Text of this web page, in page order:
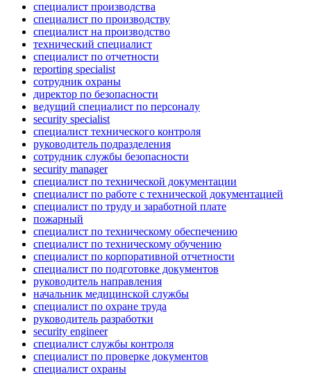
специалист производства
специалист по производству
специалист на производство
технический специалист
специалист по отчетности
reporting specialist
сотрудник охраны
директор по безопасности
ведущий специалист по персоналу
security specialist
специалист технического контроля
руководитель подразделения
сотрудник службы безопасности
security manager
специалист по технической документации
специалист по работе с технической документацией
специалист по труду и заработной плате
пожарный
специалист по техническому обеспечению
специалист по техническому обучению
специалист по корпоративной отчетности
специалист по подготовке документов
руководитель направления
начальник медицинской службы
специалист по охране труда
руководитель разработки
security engineer
специалист службы контроля
специалист по проверке документов
специалист охраны